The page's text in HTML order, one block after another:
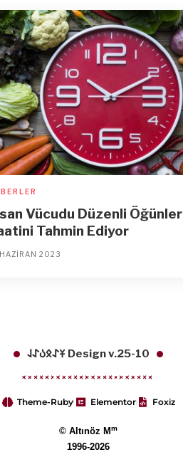
Vücudu Düzenli
Tahmin Ediyor
2023
𐱁𐰀𐰋𐰉𐰀𐰞 Design v.25-10
Theme-Ruby Elementor Foxiz
© Altınöz Mm
1996-2026